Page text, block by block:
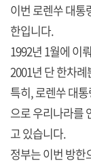
이번 로렌쑤 대통
한입니다.
1992년 1월에 이
2001년 단 한차
특히, 로렌쑤 대
으로 우리나라를
고 있습니다.
정부는 이번 방한